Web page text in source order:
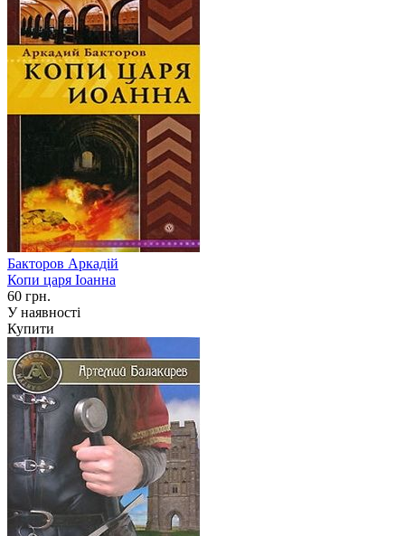
Бакторов Аркадій
Копи царя Iоанна
60 грн.
У наявності
Купити